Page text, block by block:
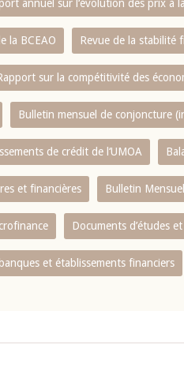
annuel sur l‘évolution des prix à
la BCEAO Revue de la stabilité
sur la compétitivité des
Bulletin mensuel de conjoncture
de crédit de l‘UMOA
et financières Bulletin
Documents d’études
et établissements financiers